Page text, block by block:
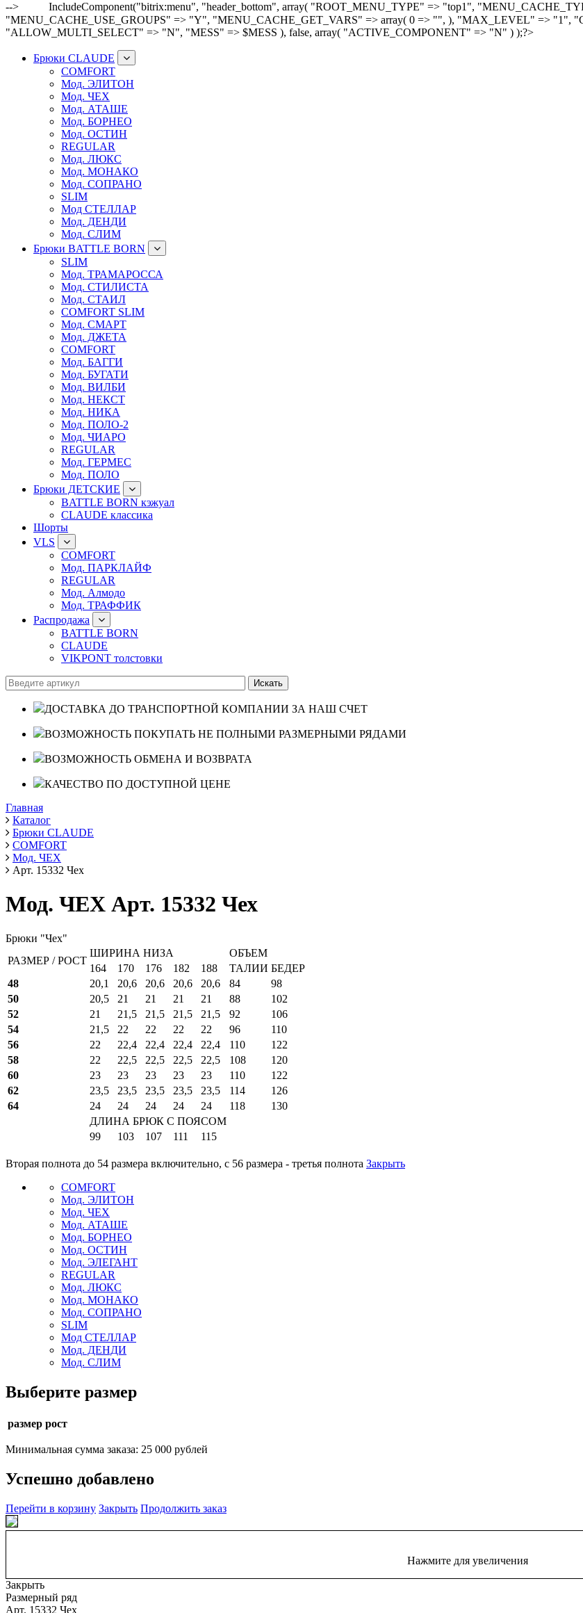
-->
IncludeComponent("bitrix:menu", "header_bottom", array( "ROOT_MENU_TYPE" => "top1",
"MENU_CACHE_USE_GROUPS" => "Y", "MENU_CACHE_GET_VARS" => array( 0 => "", ), "MAX_LEVEL" =>
"ALLOW_MULTI_SELECT" => "N", "MESS" => $MESS ), false, array( "ACTIVE_COMPONENT" => "N" ) );?>
Брюки CLAUDE
COMFORT
Мод. ЭЛИТОН
Мод. ЧЕХ
Мод. АТАШЕ
Мод. БОРНЕО
Мод. ОСТИН
REGULAR
Мод. ЛЮКС
Мод. МОНАКО
Мод. СОПРАНО
SLIM
Мод СТЕЛЛАР
Мод. ДЕНДИ
Мод. СЛИМ
Брюки BATTLE BORN
SLIM
Мод. ТРАМАРОССА
Мод. СТИЛИСТА
Мод. СТАИЛ
COMFORT SLIM
Мод. СМАРТ
Мод. ДЖЕТА
COMFORT
Мод. БАГГИ
Мод. БУГАТИ
Мод. ВИЛБИ
Мод. НЕКСТ
Мод. НИКА
Мод. ПОЛО-2
Мод. ЧИАРО
REGULAR
Мод. ГЕРМЕС
Мод. ПОЛО
Брюки ДЕТСКИЕ
BATTLE BORN кэжуал
CLAUDE классика
Шорты
VLS
COMFORT
Мод. ПАРКЛАЙФ
REGULAR
Мод. Алмодо
Мод. ТРАФФИК
Распродажа
BATTLE BORN
CLAUDE
VIKPONT толстовки
ДОСТАВКА ДО ТРАНСПОРТНОЙ КОМПАНИИ ЗА НАШ СЧЕТ
ВОЗМОЖНОСТЬ ПОКУПАТЬ НЕ ПОЛНЫМИ РАЗМЕРНЫМИ РЯДАМИ
ВОЗМОЖНОСТЬ ОБМЕНА И ВОЗВРАТА
КАЧЕСТВО ПО ДОСТУПНОЙ ЦЕНЕ
Главная
Каталог
Брюки CLAUDE
COMFORT
Мод. ЧЕХ
Арт. 15332 Чех
Мод. ЧЕХ Арт. 15332 Чех
Брюки "Чех"
РАЗМЕР / РОСТ
ШИРИНА НИЗА
ОБЪЕМ
164
170 176 182 188 ТАЛИИ БЕДЕР
48
20,1 20,6 20,6 20,6 20,6 84
98
50
20,5 21 21 21 21 88
102
52
21 21,5 21,5 21,5 21,5 92
106
54
21,5 22 22 22 22 96
110
56
22 22,4 22,4 22,4 22,4 110
122
58
22 22,5 22,5 22,5 22,5 108
120
60
23 23 23 23 23 110
122
62
23,5 23,5 23,5 23,5 23,5 114
126
64
24 24 24 24 24 118
130
ДЛИНА БРЮК С ПОЯСОМ
99
103 107 111 115
Вторая полнота до 54 размера включительно, с 56 размера - третья полнота Закрыть
COMFORT
Мод. ЭЛИТОН
Мод. ЧЕХ
Мод. АТАШЕ
Мод. БОРНЕО
Мод. ОСТИН
Мод. ЭЛЕГАНТ
REGULAR
Мод. ЛЮКС
Мод. МОНАКО
Мод. СОПРАНО
SLIM
Мод СТЕЛЛАР
Мод. ДЕНДИ
Мод. СЛИМ
Выберите размер
размер рост
Минимальная сумма заказа: 25 000 рублей
Успешно добавлено
Перейти в корзину Закрыть Продолжить заказ
Нажмите для увеличения
Закрыть
Размерный ряд
Арт. 15332 Чех